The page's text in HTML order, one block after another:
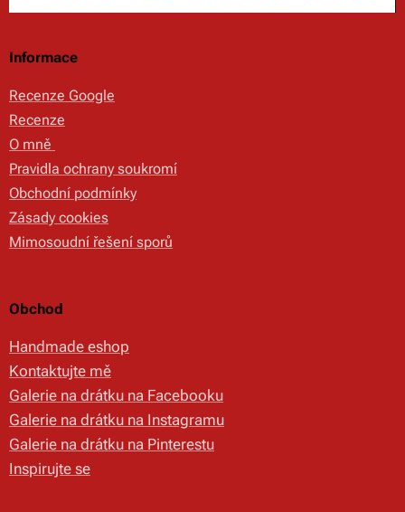
Informace
Recenze Google
Recenze
O mně
Pravidla ochrany soukromí
Obchodní podmínky
Zásady cookies
Mimosoudní řešení sporů
Obchod
Handmade eshop
Kontaktujte mě
Galerie na drátku na Facebooku
Galerie na drátku na Instagramu
Galerie na drátku na Pinterestu
Inspirujte se